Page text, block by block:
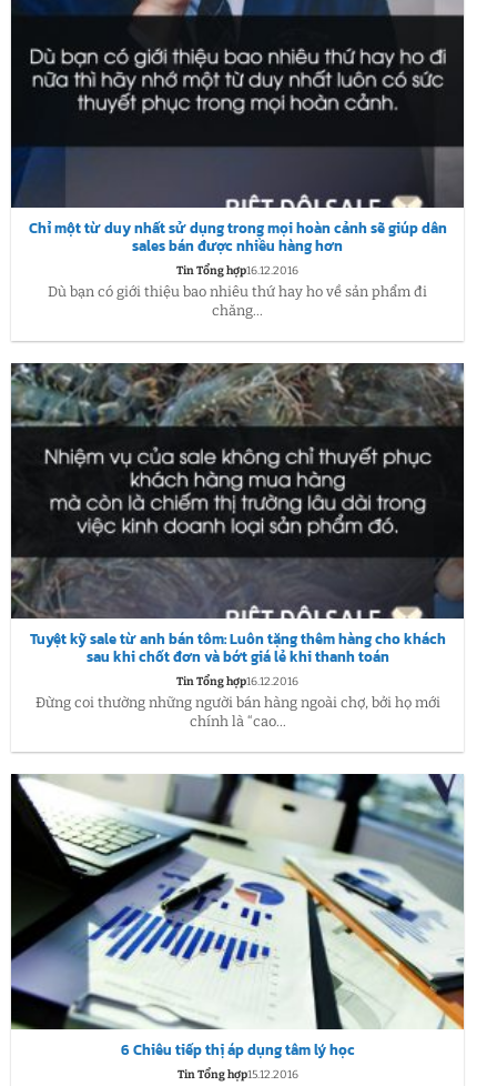
Chỉ một từ duy nhất sử dụng trong mọi hoàn cảnh sẽ giúp dân
sales bán được nhiều hàng hơn
Tin Tổng hợp16.12.2016
Dù bạn có giới thiệu bao nhiêu thứ hay ho về sản phẩm đi
chăng...
Tuyệt kỹ sale từ anh bán tôm: Luôn tặng thêm hàng cho khách
sau khi chốt đơn và bớt giá lẻ khi thanh toán
Tin Tổng hợp16.12.2016
Đừng coi thường những người bán hàng ngoài chợ, bởi họ mới
chính là “cao...
6 Chiêu tiếp thị áp dụng tâm lý học
Tin Tổng hợp15.12.2016